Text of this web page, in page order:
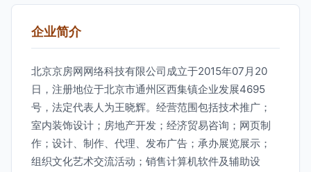
企业简介
北京京房网网络科技有限公司成立于2015年07月20
日，注册地位于北京市通州区西集镇企业发展4695
号，法定代表人为王晓辉。经营范围包括技术推广；
室内装饰设计；房地产开发；经济贸易咨询；网页制
作；设计、制作、代理、发布广告；承办展览展示；
组织文化艺术交流活动；销售计算机软件及辅助设